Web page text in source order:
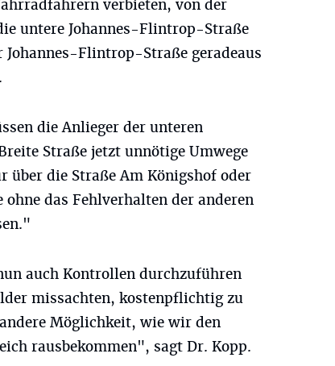
verbieten, von der
untere Johannes-Flintrop-Straße
Flintrop-Straße geradeaus
die Anlieger der unteren
Straße jetzt unnötige Umwege
über die Straße Am Königshof oder
das Fehlverhalten der anderen
auch Kontrollen durchzuführen
missachten, kostenpflichtig zu
Möglichkeit, wie wir den
rausbekommen", sagt Dr. Kopp.